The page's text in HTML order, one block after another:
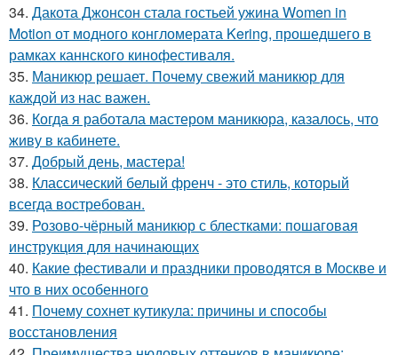
34. Дакота Джонсон стала гостьей ужина Women in
Motion от модного конгломерата Kering, прошедшего в
рамках каннского кинофестиваля.
35. Маникюр решает. Почему свежий маникюр для
каждой из нас важен.
36. Когда я работала мастером маникюра, казалось, что
живу в кабинете.
37. Добрый день, мастера!
38. Классический белый френч - это стиль, который
всегда востребован.
39. Розово-чёрный маникюр с блестками: пошаговая
инструкция для начинающих
40. Какие фестивали и праздники проводятся в Москве и
что в них особенного
41. Почему сохнет кутикула: причины и способы
восстановления